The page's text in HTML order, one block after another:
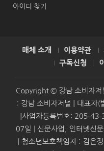
아이디 찾기
매체 소개 이용약관
구독신청
Copyright © 강남 소비자
: 강남 소비자저널 | 대표자(
|사업자등록번호: 205-
07일 | 신문사업, 인터넷신
| 청소년보호책임자 : 김은